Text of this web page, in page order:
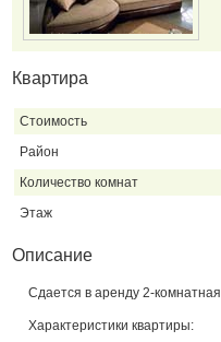
Квартира
Стоимость
Район
Количество комнат
Этаж
Описание
Сдается в аренду 2-
Характеристики квартиры: